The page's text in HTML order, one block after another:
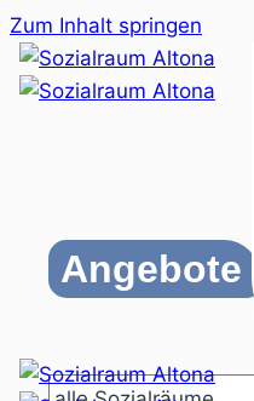
Zum Inhalt springen
Angebote